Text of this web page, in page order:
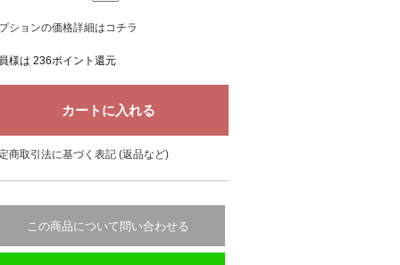
ションの価格詳細はコチラ
様は 236ポイント還元
商取引法に基づく表記 (返品など)
この商品について問い合わせる